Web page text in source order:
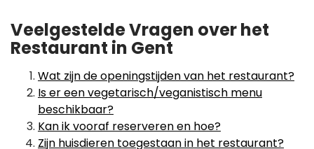
Veelgestelde Vragen over het
Restaurant in Gent
Wat zijn de openingstijden van het restaurant?
Is er een vegetarisch/veganistisch menu
beschikbaar?
Kan ik vooraf reserveren en hoe?
Zijn huisdieren toegestaan in het restaurant?